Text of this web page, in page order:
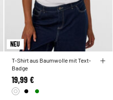
NEU
T-Shirt aus Baumwolle mit Text-
Badge
19,99 €